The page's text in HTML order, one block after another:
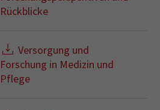
Rückblicke
Versorgung und
Forschung in Medizin und
Pflege